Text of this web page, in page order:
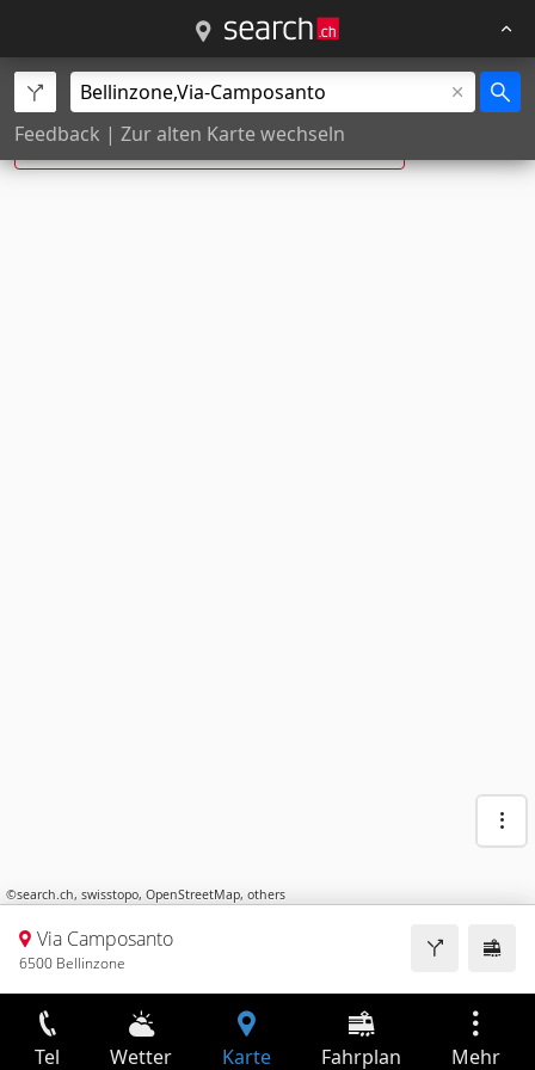
Feedback | Zur alten Karte wechseln
Via Camposanto, Bellinzone ist neu:
Via Giuseppe Torti ,Bellinzona
©search.ch, swisstopo, OpenStreetMap, others
Via Camposanto
6500 Bellinzone
Tel Wetter Karte Fahrplan Mehr